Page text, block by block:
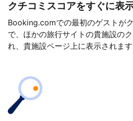
クチコミスコアをすぐに表
Booking.comでの最初のゲストが
で、ほかの旅行サイトの貴施設の
れ、貴施設ページ上に表示されます